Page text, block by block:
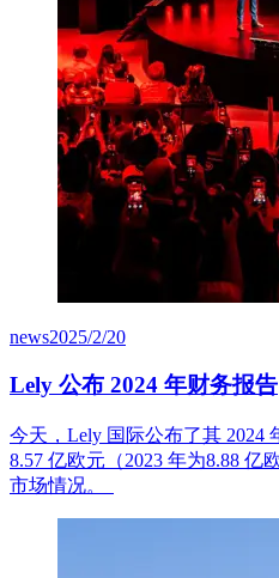
news2025/2/20
Lely 公布 2024 年财务报告
今天 ， Lely 国 际公布了其 2024
8.57 亿欧元 （2023 年为8.88 亿
市场情况。